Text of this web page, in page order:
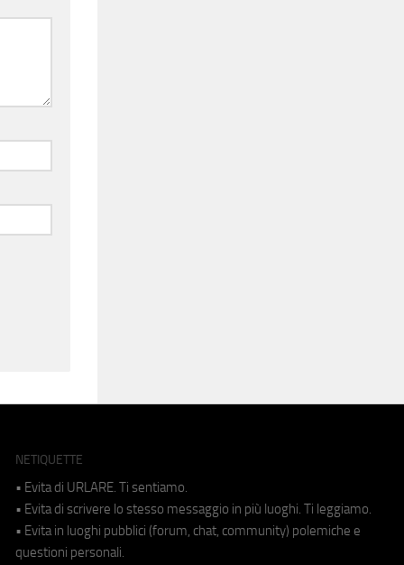
NETIQUETTE
• Evita di URLARE. Ti sentiamo.
• Evita di scrivere lo stesso messaggio in più luoghi. Ti leggiamo.
• Evita in luoghi pubblici (forum, chat, community) polemiche e
questioni personali.